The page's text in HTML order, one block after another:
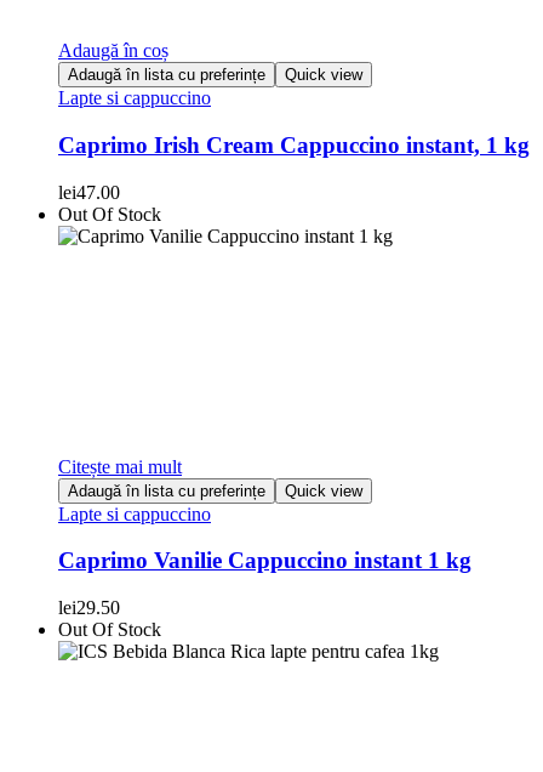
Adaugă în coș
Adaugă în lista cu preferințe Quick view
Lapte si cappuccino
Caprimo Irish Cream Cappuccino instant, 1 kg
lei47.00
Out Of Stock
Citește mai mult
Adaugă în lista cu preferințe Quick view
Lapte si cappuccino
Caprimo Vanilie Cappuccino instant 1 kg
lei29.50
Out Of Stock